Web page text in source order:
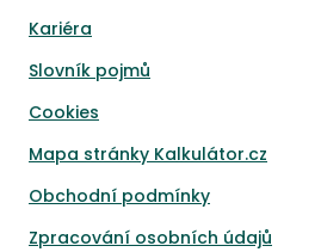
Kariéra
Slovník pojmů
Cookies
Mapa stránky Kalkulátor.cz
Obchodní podmínky
Zpracování osobních údajů